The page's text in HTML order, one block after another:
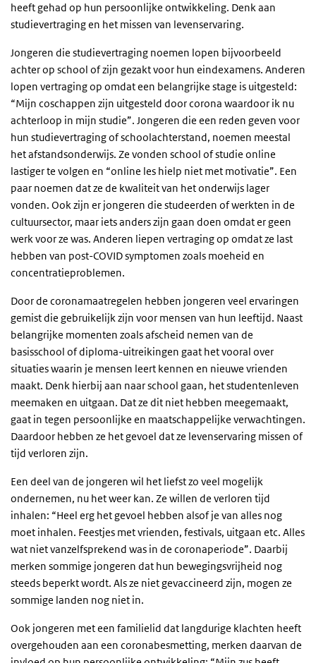
heeft gehad op hun persoonlijke ontwikkeling. Denk aan
studievertraging en het missen van levenservaring.
Jongeren die studievertraging noemen lopen bijvoorbeeld
achter op school of zijn gezakt voor hun eindexamens. Anderen
lopen vertraging op omdat een belangrijke stage is uitgesteld:
“Mijn coschappen zijn uitgesteld door corona waardoor ik nu
achterloop in mijn studie”. Jongeren die een reden geven voor
hun studievertraging of schoolachterstand, noemen meestal
het afstandsonderwijs. Ze vonden school of studie online
lastiger te volgen en “online les hielp niet met motivatie”. Een
paar noemen dat ze de kwaliteit van het onderwijs lager
vonden. Ook zijn er jongeren die studeerden of werkten in de
cultuursector, maar iets anders zijn gaan doen omdat er geen
werk voor ze was. Anderen liepen vertraging op omdat ze last
hebben van post-COVID symptomen zoals moeheid en
concentratieproblemen.
Door de coronamaatregelen hebben jongeren veel ervaringen
gemist die gebruikelijk zijn voor mensen van hun leeftijd. Naast
belangrijke momenten zoals afscheid nemen van de
basisschool of diploma-uitreikingen gaat het vooral over
situaties waarin je mensen leert kennen en nieuwe vrienden
maakt. Denk hierbij aan naar school gaan, het studentenleven
meemaken en uitgaan. Dat ze dit niet hebben meegemaakt,
gaat in tegen persoonlijke en maatschappelijke verwachtingen.
Daardoor hebben ze het gevoel dat ze levenservaring missen of
tijd verloren zijn.
Een deel van de jongeren wil het liefst zo veel mogelijk
ondernemen, nu het weer kan. Ze willen de verloren tijd
inhalen: “Heel erg het gevoel hebben alsof je van alles nog
moet inhalen. Feestjes met vrienden, festivals, uitgaan etc. Alles
wat niet vanzelfsprekend was in de coronaperiode”. Daarbij
merken sommige jongeren dat hun bewegingsvrijheid nog
steeds beperkt wordt. Als ze niet gevaccineerd zijn, mogen ze
sommige landen nog niet in.
Ook jongeren met een familielid dat langdurige klachten heeft
overgehouden aan een coronabesmetting, merken daarvan de